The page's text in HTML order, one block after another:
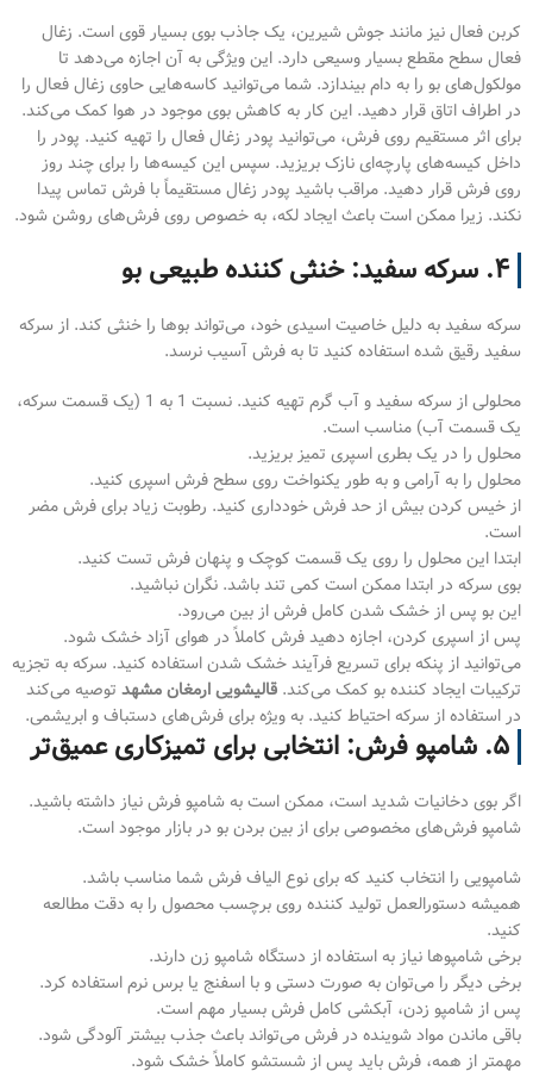
کربن فعال نیز مانند جوش شیرین، یک جاذب بوی بسیار قوی است. زغال
فعال سطح مقطع بسیار وسیعی دارد. این ویژگی به آن اجازه می‌دهد تا
مولکول‌های بو را به دام بیندازد. شما می‌توانید کاسه‌هایی حاوی زغال فعال را
در اطراف اتاق قرار دهید. این کار به کاهش بوی موجود در هوا کمک می‌کند.
برای اثر مستقیم روی فرش، می‌توانید پودر زغال فعال را تهیه کنید. پودر را
داخل کیسه‌های پارچه‌ای نازک بریزید. سپس این کیسه‌ها را برای چند روز
روی فرش قرار دهید. مراقب باشید پودر زغال مستقیماً با فرش تماس پیدا
نکند. زیرا ممکن است باعث ایجاد لکه، به خصوص روی فرش‌های روشن شود.
۴. سرکه سفید: خنثی کننده طبیعی بو
سرکه سفید به دلیل خاصیت اسیدی خود، می‌تواند بوها را خنثی کند. از سرکه
سفید رقیق شده استفاده کنید تا به فرش آسیب نرسد.
محلولی از سرکه سفید و آب گرم تهیه کنید. نسبت 1 به 1 (یک قسمت سرکه،
یک قسمت آب) مناسب است.
محلول را در یک بطری اسپری تمیز بریزید.
محلول را به آرامی و به طور یکنواخت روی سطح فرش اسپری کنید.
از خیس کردن بیش از حد فرش خودداری کنید. رطوبت زیاد برای فرش مضر
است.
ابتدا این محلول را روی یک قسمت کوچک و پنهان فرش تست کنید.
بوی سرکه در ابتدا ممکن است کمی تند باشد. نگران نباشید.
این بو پس از خشک شدن کامل فرش از بین می‌رود.
پس از اسپری کردن، اجازه دهید فرش کاملاً در هوای آزاد خشک شود.
می‌توانید از پنکه برای تسریع فرآیند خشک شدن استفاده کنید. سرکه به تجزیه
ترکیبات ایجاد کننده بو کمک می‌کند. قالیشویی ارمغان مشهد توصیه می‌کند
در استفاده از سرکه احتیاط کنید. به ویژه برای فرش‌های دستباف و ابریشمی.
۵. شامپو فرش: انتخابی برای تمیزکاری عمیق‌تر
اگر بوی دخانیات شدید است، ممکن است به شامپو فرش نیاز داشته باشید.
شامپو فرش‌های مخصوصی برای از بین بردن بو در بازار موجود است.
شامپویی را انتخاب کنید که برای نوع الیاف فرش شما مناسب باشد.
همیشه دستورالعمل تولید کننده روی برچسب محصول را به دقت مطالعه
کنید.
برخی شامپوها نیاز به استفاده از دستگاه شامپو زن دارند.
برخی دیگر را می‌توان به صورت دستی و با اسفنج یا برس نرم استفاده کرد.
پس از شامپو زدن، آبکشی کامل فرش بسیار مهم است.
باقی ماندن مواد شوینده در فرش می‌تواند باعث جذب بیشتر آلودگی شود.
مهمتر از همه، فرش باید پس از شستشو کاملاً خشک شود.